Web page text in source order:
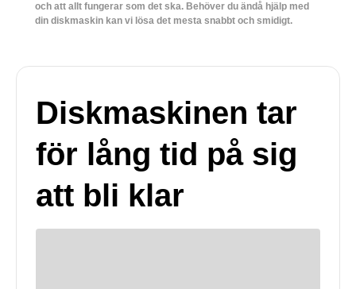
och att allt fungerar som det ska. Behöver du ändå hjälp med
din diskmaskin kan vi lösa det mesta snabbt och smidigt.
Diskmaskinen tar
för lång tid på sig
att bli klar